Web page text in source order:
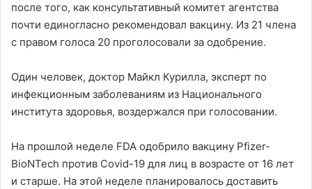
после того, как консультативный комитет агентства
почти единогласно рекомендовал вакцину. Из 21 члена
с правом голоса 20 проголосовали за одобрение.
Один человек, доктор Майкл Курилла, эксперт по
инфекционным заболеваниям из Национального
института здоровья, воздержался при голосовании.
На прошлой неделе FDA одобрило вакцину Pfizer-
BioNTech против Covid-19 для лиц в возрасте от 16 лет
и старше. На этой неделе планировалось доставить